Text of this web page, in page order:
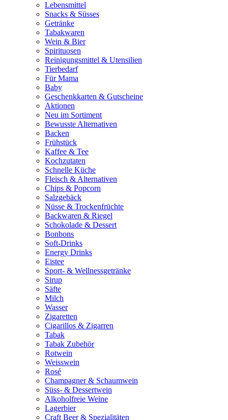
Lebensmittel
Snacks & Süsses
Getränke
Tabakwaren
Wein & Bier
Spirituosen
Reinigungsmittel & Utensilien
Tierbedarf
Für Mama
Baby
Geschenkkarten & Gutscheine
Aktionen
Neu im Sortiment
Bewusste Alternativen
Backen
Frühstück
Kaffee & Tee
Kochzutaten
Schnelle Küche
Fleisch & Alternativen
Chips & Popcorn
Salzgebäck
Nüsse & Trockenfrüchte
Backwaren & Riegel
Schokolade & Dessert
Bonbons
Soft-Drinks
Energy Drinks
Eistee
Sport- & Wellnessgetränke
Sirup
Säfte
Milch
Wasser
Zigaretten
Cigarillos & Zigarren
Tabak
Tabak Zubehör
Rotwein
Weisswein
Rosé
Champagner & Schaumwein
Süss- & Dessertwein
Alkoholfreie Weine
Lagerbier
Craft Beer & Spezialitäten